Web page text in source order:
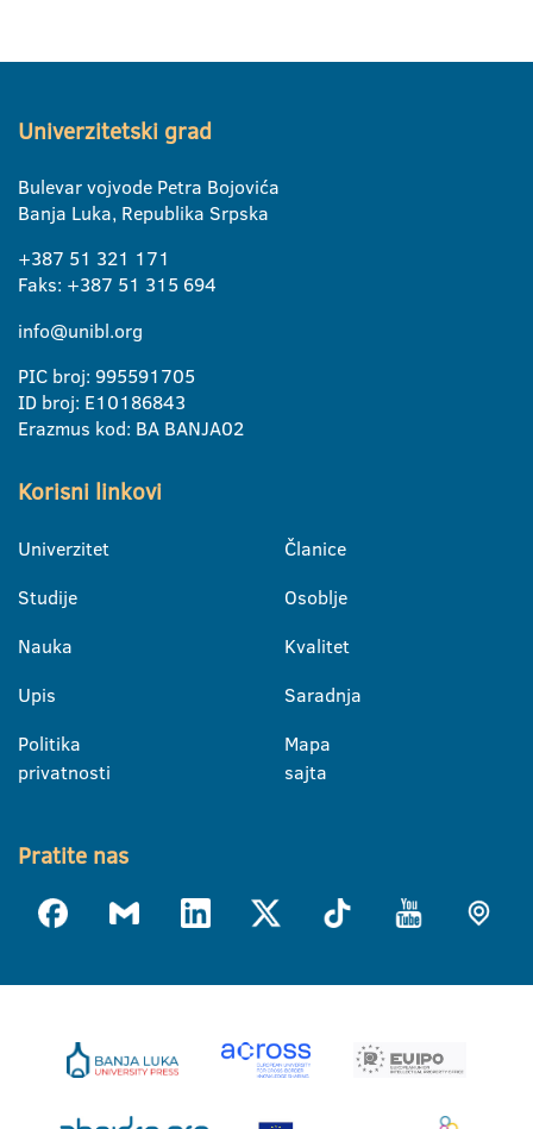
Univerzitetski grad
Bulevar vojvode Petra Bojovića
Banja Luka, Republika Srpska
+387 51 321 171
Faks: +387 51 315 694
info@unibl.org
PIC broj: 995591705
ID broj: E10186843
Erazmus kod: BA BANJA02
Korisni linkovi
Univerzitet
Studije
Nauka
Upis
Politika
privatnosti
Članice
Osoblje
Kvalitet
Saradnja
Mapa
sajta
Pratite nas